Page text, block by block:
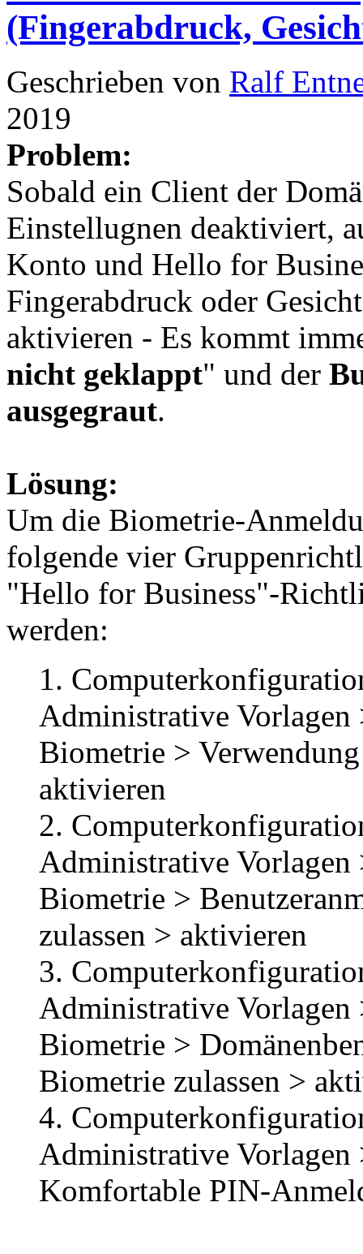
(Fingerabdruck,
Geschrieben von Ralf
2019
Problem:
Sobald ein Client der
Einstellugnen deaktiviert,
Konto und Hello for
Fingerabdruck oder
aktivieren - Es kommt
nicht geklappt" und der
ausgegraut.
Lösung:
Um die Biometrie-
folgende vier
"Hello for Business"-
werden:
1.
Administrative
Biometrie >
aktivieren
2.
Administrative
Biometrie >
zulassen > aktivieren
3.
Administrative
Biometrie >
Biometrie zulassen >
4.
Administrative Vorlagen
Komfortable PIN-